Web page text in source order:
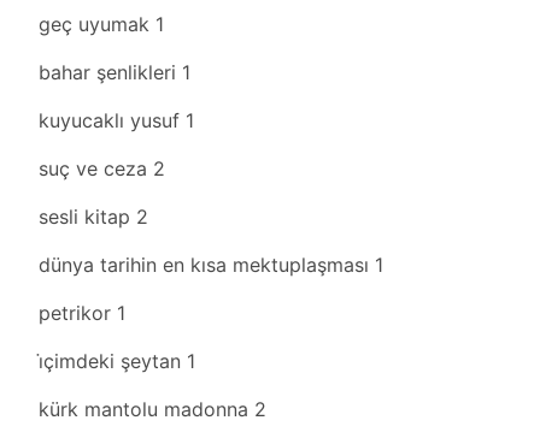
geç uyumak 1
bahar şenlikleri 1
kuyucaklı yusuf 1
suç ve ceza 2
sesli kitap 2
dünya tarihin en kısa mektuplaşması 1
petrikor 1
i̇çimdeki şeytan 1
kürk mantolu madonna 2